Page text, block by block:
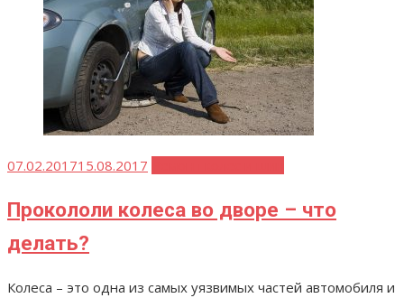
Опубликовано
07.02.201715.08.2017
Прокололи колеса во дворе – что
делать?
Колеса – это одна из самых уязвимых частей автомобиля и